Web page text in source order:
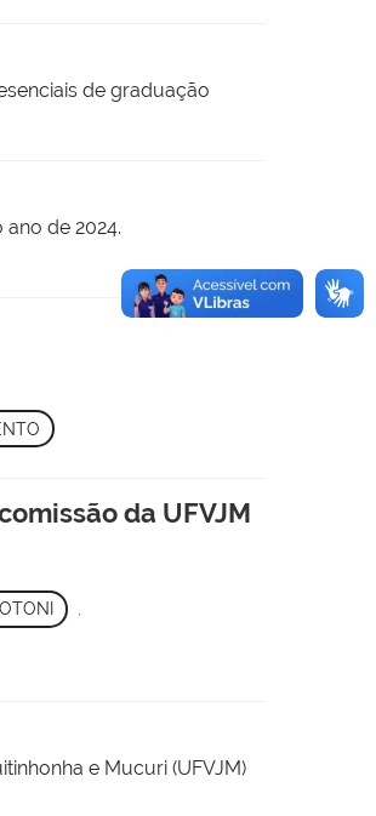
de graduação
de 2024.
da UFVJM
,
e Mucuri (UFVJM)